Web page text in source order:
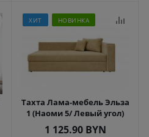
ХИТ НОВИНКА
Тахта Лама-мебель Эльза
1 (Наоми 5/ Левый угол)
1 125.90BYN